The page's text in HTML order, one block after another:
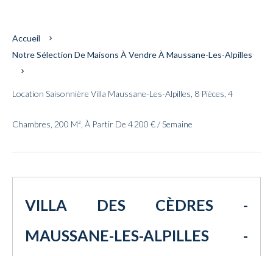
Accueil
Notre Sélection De Maisons À Vendre À Maussane-Les-Alpilles
Location Saisonnière Villa Maussane-Les-Alpilles, 8 Pièces, 4
Chambres, 200 M², À Partir De 4 200 € / Semaine
VILLA DES CÈDRES -
MAUSSANE-LES-ALPILLES -